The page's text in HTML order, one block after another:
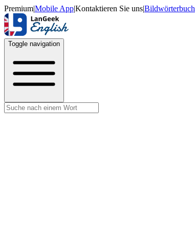
Premium|Mobile App|Kontaktieren Sie uns|Bildwörterbuch
Toggle navigation